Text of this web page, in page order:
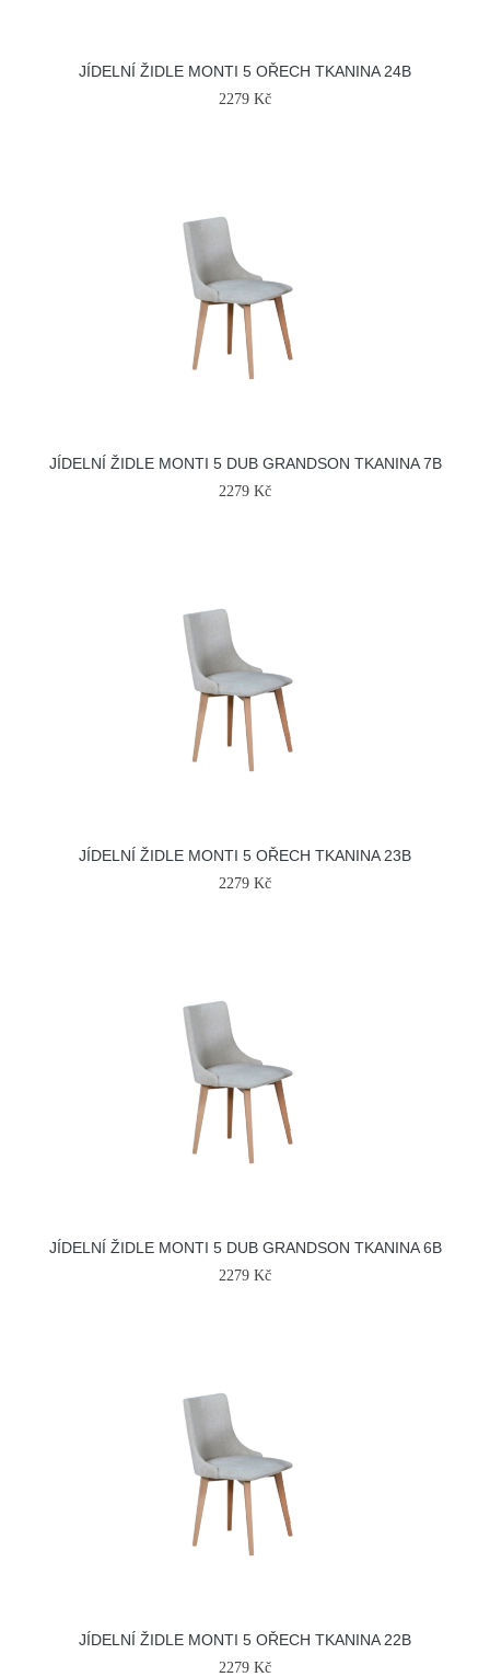
JÍDELNÍ ŽIDLE MONTI 5 OŘECH TKANINA 24B
2279 Kč
JÍDELNÍ ŽIDLE MONTI 5 DUB GRANDSON TKANINA 7B
2279 Kč
JÍDELNÍ ŽIDLE MONTI 5 OŘECH TKANINA 23B
2279 Kč
JÍDELNÍ ŽIDLE MONTI 5 DUB GRANDSON TKANINA 6B
2279 Kč
JÍDELNÍ ŽIDLE MONTI 5 OŘECH TKANINA 22B
2279 Kč